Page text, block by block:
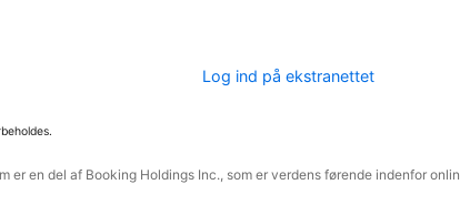
Log ind på ekstranettet
er en del af Booking Holdings Inc., som er verdens førende indenfor